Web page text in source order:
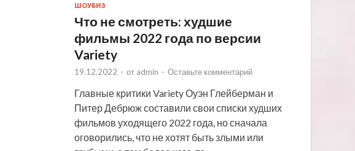
ШОУБИЗ
Что не смотреть: худшие
фильмы 2022 года по версии
Variety
19.12.2022 - от admin - Оставьте комментарий
Главные критики Variety Оуэн Глейберман и
Питер Дебрюж составили свои списки худших
фильмов уходящего 2022 года, но сначала
оговорились, что не хотят быть злыми или